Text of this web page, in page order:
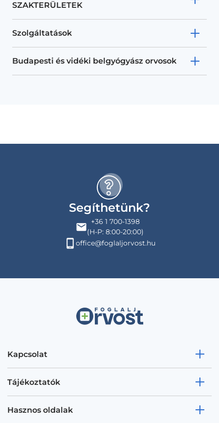
SZAKTERÜLETEK
Szolgáltatások
Budapesti és vidéki belgyógyász orvosok
Segíthetünk?
+36 1 700-1398
(H-P: 8:00-20:00)
office@foglaljorvost.hu
Kapcsolat
Tájékoztatók
Hasznos oldalak